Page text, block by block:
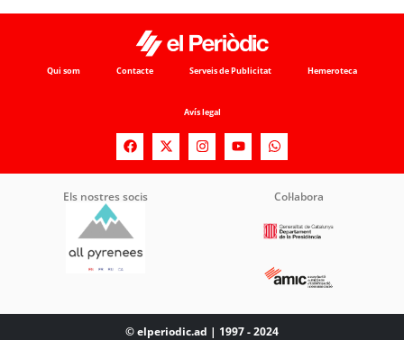
Qui som Contacte Serveis de Publicitat Hemeroteca
Avís legal
Els nostres socis Col·labora
© elperiodic.ad | 1997 - 2024